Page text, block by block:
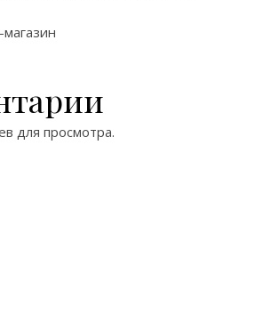
для просмотра.